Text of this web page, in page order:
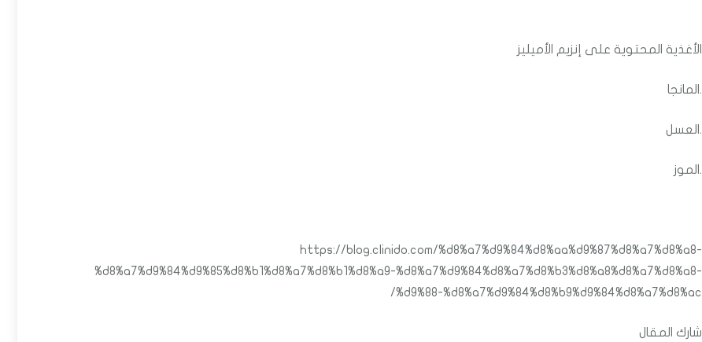
الأغذية المحتوية على إنزيم الأميليز
.المانجا
.العسل
.الموز
https://blog.clinido.com/%d8%a7%d9%84%d8%aa%d9%87%d8%a7%d8%a8-
%d8%a7%d9%84%d9%85%d8%b1%d8%a7%d8%b1%d8%a9-%d8%a7%d9%84%d8%a7%d8%b3%d8%a8%d8%a7%d8%a8-
%d9%88-%d8%a7%d9%84%d8%b9%d9%84%d8%a7%d8%ac/
شارك المقال